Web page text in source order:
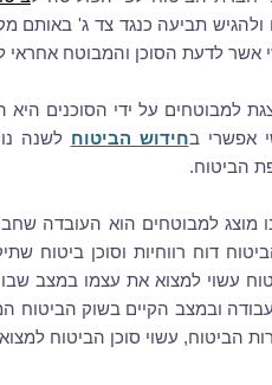
ולהגיש תביעה כנגד צד ג' באותם
אשר לדעת הסוכן והמבוטח אחראי
למבוטחים על ידי הסוכנים היא
אפשרי בחידוש הביטוח לשנה
הביטוח.
מוצג למבוטחים הוא העובדה
דוח רווחיות וסוכן ביטוח
עשוי למצוא את עצמו במצב
ובמצב הקיים בשוק הביטוח
הביטוח, עשוי סוכן הביטוח